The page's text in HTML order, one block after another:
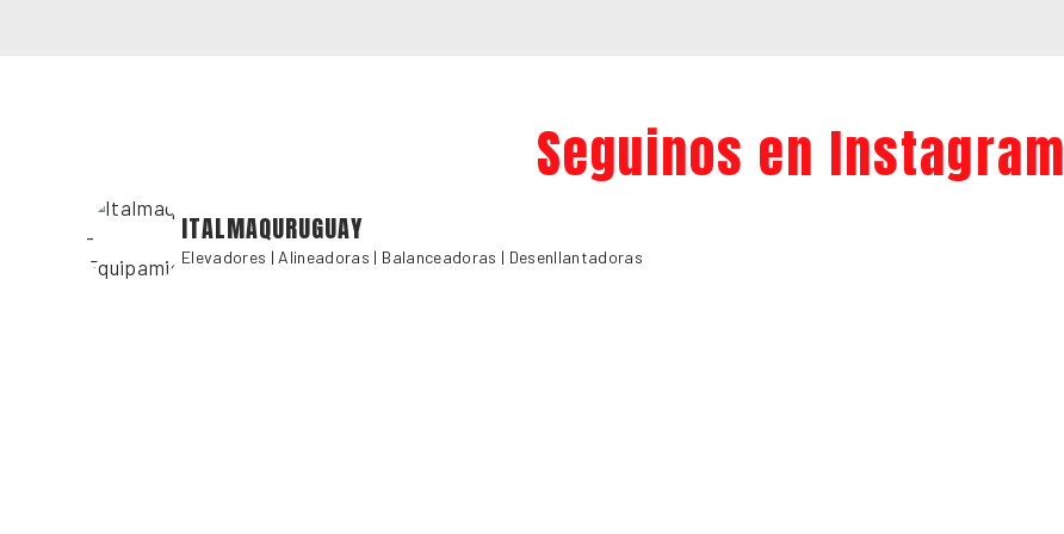
Seguinos en Instagram
ITALMAQURUGUAY
Elevadores | Alineadoras | Balanceadoras | Desenllantadoras